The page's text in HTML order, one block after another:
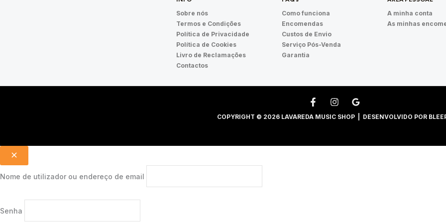
Sobre nós
Termos e Condições
Política de Privacidade
Política de Cookies
Livro de Reclamações
Contactos
Como funciona
Encomendas
Custos de Envio
Serviço Pós-Venda
Garantia
A minha conta
As minhas
COPYRIGHT © 2026 LAVAREDA MUSIC SHOP | DESENVOLVIDO POR
Nome de utilizador ou endereço de email
Senha